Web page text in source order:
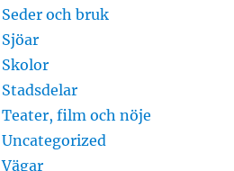
Seder och bruk
Sjöar
Skolor
Stadsdelar
Teater, film och nöje
Uncategorized
Vägar